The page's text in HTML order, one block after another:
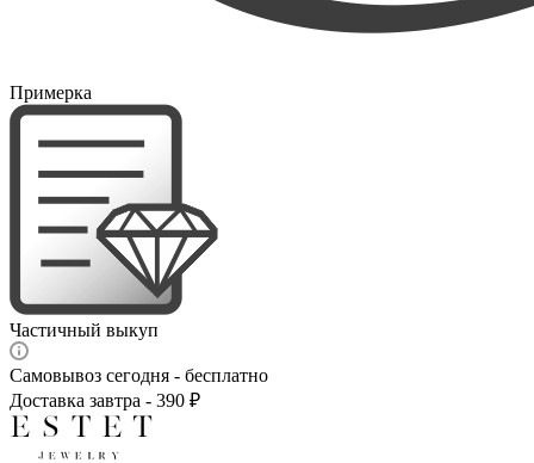
Примерка
Частичный выкуп
Самовывоз сегодня - бесплатно
Доставка завтра - 390 ₽